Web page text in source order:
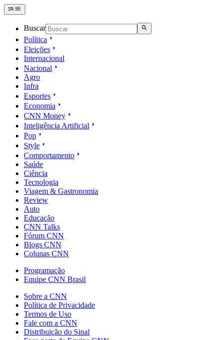
Buscar
Política
Eleições
Internacional
Nacional
Agro
Infra
Esportes
Economia
CNN Money
Inteligência Artificial
Pop
Style
Comportamento
Saúde
Ciência
Tecnologia
Viagem & Gastronomia
Review
Auto
Educação
CNN Talks
Fórum CNN
Blogs CNN
Colunas CNN
Programação
Equipe CNN Brasil
Sobre a CNN
Política de Privacidade
Termos de Uso
Fale com a CNN
Distribuição do Sinal